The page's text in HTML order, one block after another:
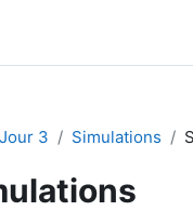
Jour 3 Simulations